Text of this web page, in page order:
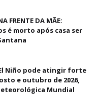
FRENTE DA MÃE:
é morto após casa ser
Niño pode atingir forte
e outubro de 2026,
Mundial